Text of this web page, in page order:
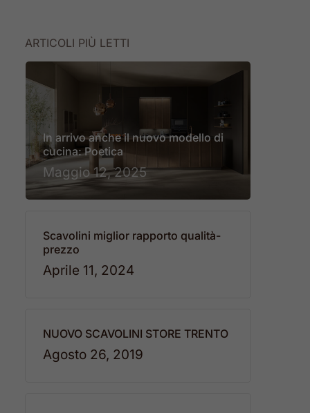
ARTICOLI PIÙ LETTI
In arrivo anche il nuovo modello di
cucina: Poetica
Maggio 12, 2025
Scavolini miglior rapporto qualità-
prezzo
Aprile 11, 2024
NUOVO SCAVOLINI STORE TRENTO
Agosto 26, 2019